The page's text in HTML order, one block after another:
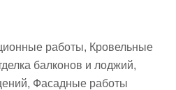
работы, Кровельные
балконов и лоджий,
Фасадные работы